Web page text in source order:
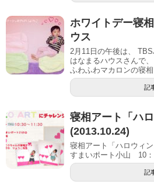
ホワイトデー寝
ウス
2月11日の午後は、
はなまるハウスさんで
ふわふわマカロンの寝相
記
寝相アート「ハ
(2013.10.24)
寝相アート「ハロ
すまいポート小山 10
記